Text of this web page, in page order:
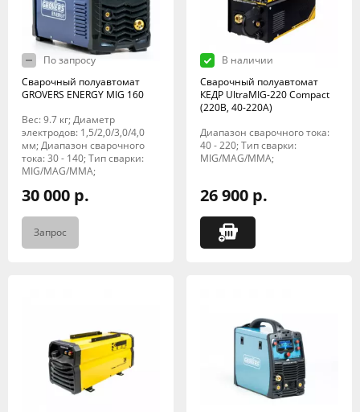
По запросу
Сварочный полуавтомат
GROVERS ENERGY MIG 160
Вес: 9.7 кг; Диаметр
электродов: 1,5/2,0/3,0/4,0
мм; Диапазон сварочного
тока: 30 - 140; Тип сварки:
MIG/MAG/MMA;
30 000 р.
Запрос
В наличии
Сварочный полуавтомат
КЕДР UltraMIG-220 Compact
(220B, 40-220A)
Диапазон сварочного тока:
40 - 220; Тип сварки:
MIG/MAG/MMA;
26 900 р.